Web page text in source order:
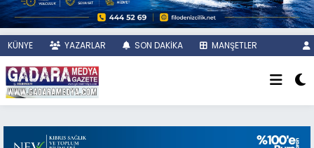
KÜNYE YAZARLAR SON DAKİKA MANŞETLER